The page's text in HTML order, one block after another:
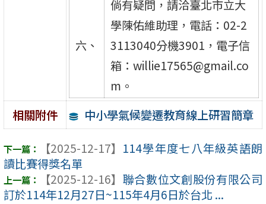
六、
倘有疑問，請洽臺北市立大
學陳佑維助理，電話：02-2
3113040分機3901，電子信
箱：willie17565@gmail.co
m。
相關附件
中小學氣候變遷教育線上研習簡章
【2025-12-17】 114學年度七八年級英語朗
讀比賽得獎名單
【2025-12-16】 聯合數位文創股份有限公司
訂於114年12月27日~115年4月6日於台北 ...